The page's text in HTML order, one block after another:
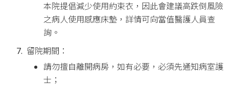
本院提倡減少使用約束衣，因此會建議高跌倒風險
之病人使用感應床墊，詳情可向當值醫護人員查
詢。
留院期間：
請勿擅自離開病房，如有必要，必須先通知病室護
士；